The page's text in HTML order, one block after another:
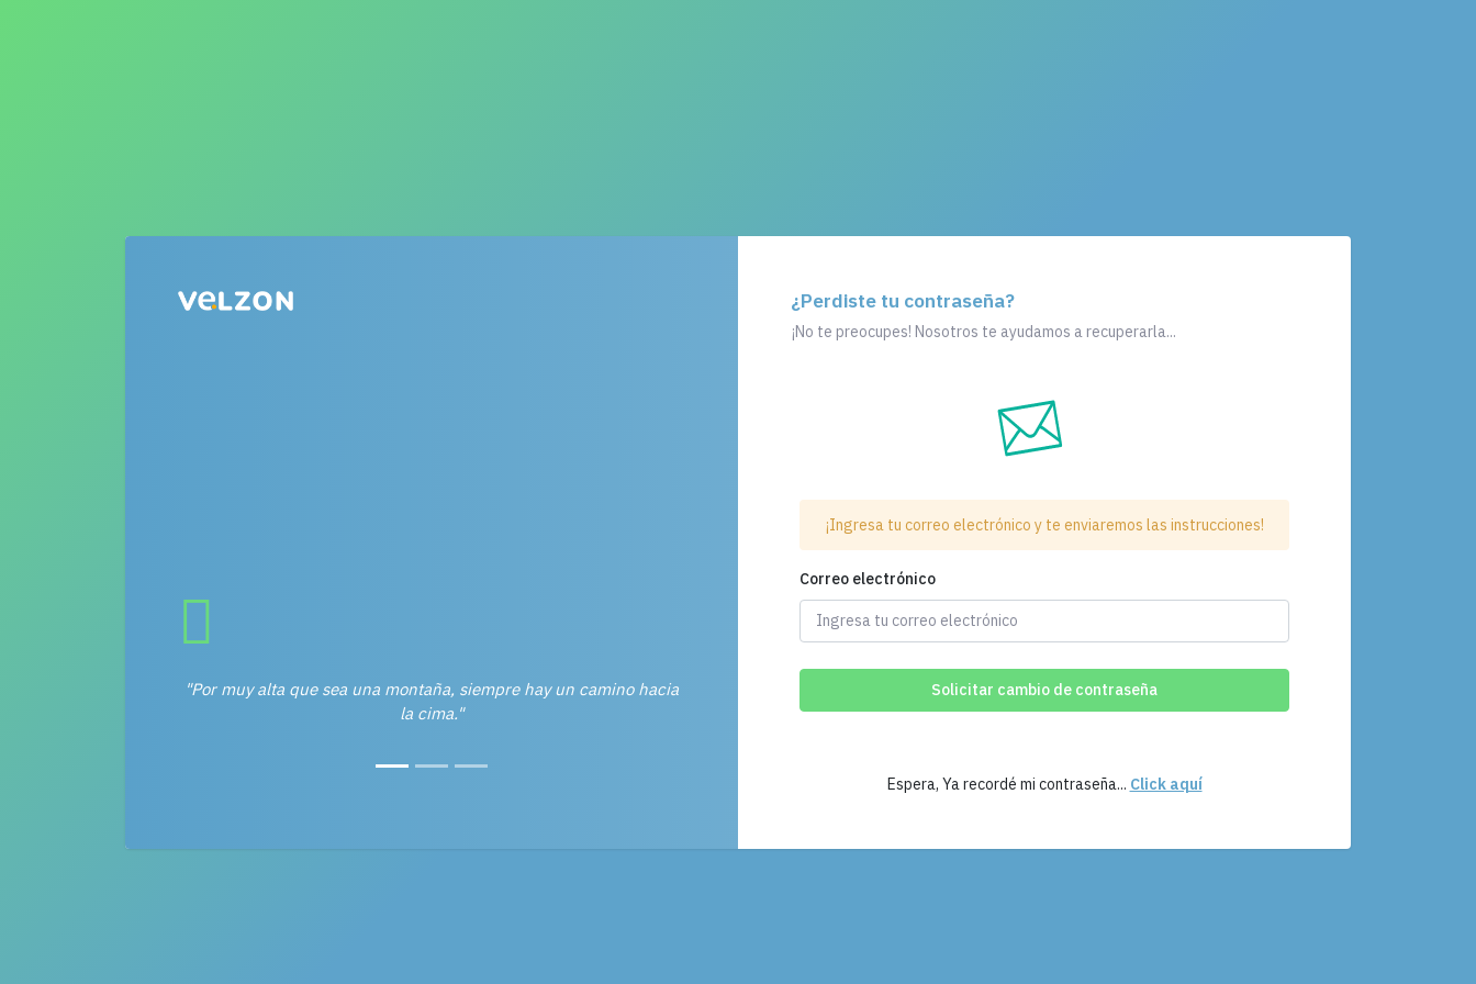
"Por muy alta que sea una montaña, siempre hay un camino hacia
la cima."
¿Perdiste tu contraseña?
¡No te preocupes! Nosotros te ayudamos a recuperarla...
¡Ingresa tu correo electrónico y te enviaremos las instrucciones!
Correo electrónico
Solicitar cambio de contraseña
Espera, Ya recordé mi contraseña... Click aquí